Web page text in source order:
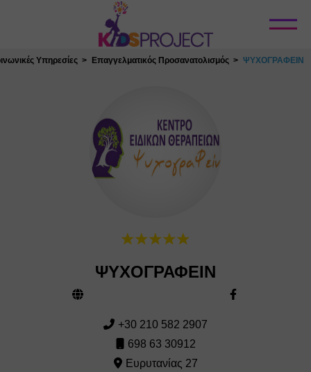
Κλείσιμο
Υπηρεσίες Επαγγελματικός Προσανατολισμός ΨΥΧΟΓΡΑΦΕΙΝ
ΨΥΧΟΓΡΑΦΕΙΝ
+30 210 582 2907
698 63 30912
Ευρυτανίας 27